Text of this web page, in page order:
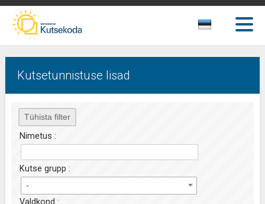
Kutsetunnistuse lisad
Nimetus :
Kutse grupp :
-
Valdkond :